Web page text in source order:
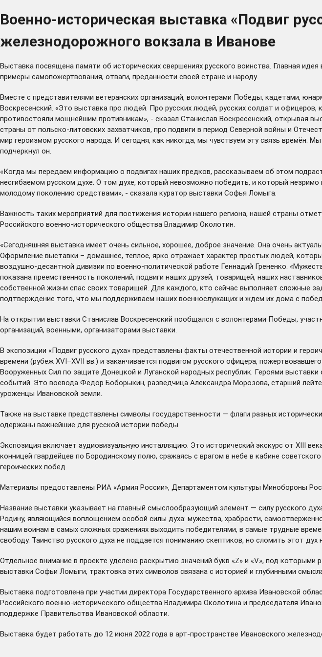
Военно-историческая выставка «Подвиг
железнодорожного вокзала в Иванове
Выставка посвящена памяти об исторических свершениях русского воинства. Главная
примеры самопожертвования, отваги, преданности своей стране и народу.
Вместе с представителями ветеранских организаций, волонтерами Победы, кадетами,
Воскресенский. «Это выставка про людей. Про русских людей, русских солдат и
противостояли мощнейшим противникам», - сказал Станислав Воскресенский, открывая
страны от польско-литовских захватчиков, про подвиги в период Северной войны и
мир героизмом русского народа. И сегодня, как никогда, мы чувствуем эту связь времён.
подчеркнул он.
«Когда мы передаем информацию о подвигах наших предков, рассказываем об этом
несгибаемом русском духе. О том духе, который невозможно победить, и который
молодому поколению средствами», - сказала куратор выставки Софья Ломыга.
Важность таких мероприятий для постижения истории нашего региона, нашей страны
Российского военно-исторического общества Владимир Околотин.
«Сегодняшняя выставка имеет очень сильное, хорошее, доброе значение. Она очень
Оформление выставки – домашнее, теплое, ярко отражает характер простых людей,
воздушно-десантной дивизии по военно-политической работе Геннадий Грененко.
показана преемственность поколений, подвиги наших друзей, товарищей, наших
собственной жизни спас своих товарищей. Для каждого, кто сейчас выполняет сложные
подтверждение того, что мы поддерживаем наших военнослужащих и ждем их дома с
На открытии выставки Станислав Воскресенский пообщался с волонтерами Победы,
организаций, военными, организаторами выставки.
В экспозиции «Подвиг русского духа» представлены факты отечественной истории и
времени (рубеж XVI–XVII вв.) и заканчивается подвигом русского офицера,
Вооруженных Сил по защите Донецкой и Луганской народных республик. Героями
событий. Это воевода Федор Боборыкин, разведчица Александра Морозова, старший
уроженцы Ивановской земли.
Также на выставке представлены символы государственности — флаги разных
одержаны важнейшие для русской истории победы.
Экспозиция включает аудиовизуальную инсталляцию. Это исторический экскурс от XIII
конницей гвардейцев по Бородинскому полю, сражаясь с врагом в небе в кабине
героических побед.
Материалы предоставлены РИА «Армия России», Департаментом культуры Минобороны
Название выставки указывает на главный смыслообразующий элемент — силу русского
Родину, являющийся воплощением особой силы духа: мужества, храбрости,
нашим воинам в самых сложных сражениях выходить победителями, в самые трудные
свободу. Таинство русского духа не поддается пониманию скептиков, но сломить этот
Отдельное внимание в проекте уделено раскрытию значений букв «Z» и «V», под
выставки Софьи Ломыги, трактовка этих символов связана с историей и глубинными
Выставка подготовлена при участии директора Государственного архива Ивановской
Российского военно-исторического общества Владимира Околотина и председателя
поддержке Правительства Ивановской области.
Выставка будет работать до 12 июня 2022 года в арт-пространстве Ивановского